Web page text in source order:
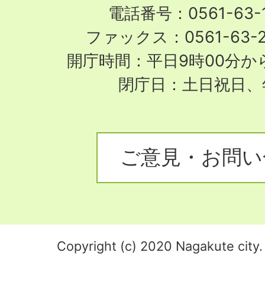
電話番号：0561-63-
ファックス：0561-63-
開庁時間：平日9時00分か
閉庁日：土日祝日
ご意見・お問
Copyright (c) 2020 Nagakute